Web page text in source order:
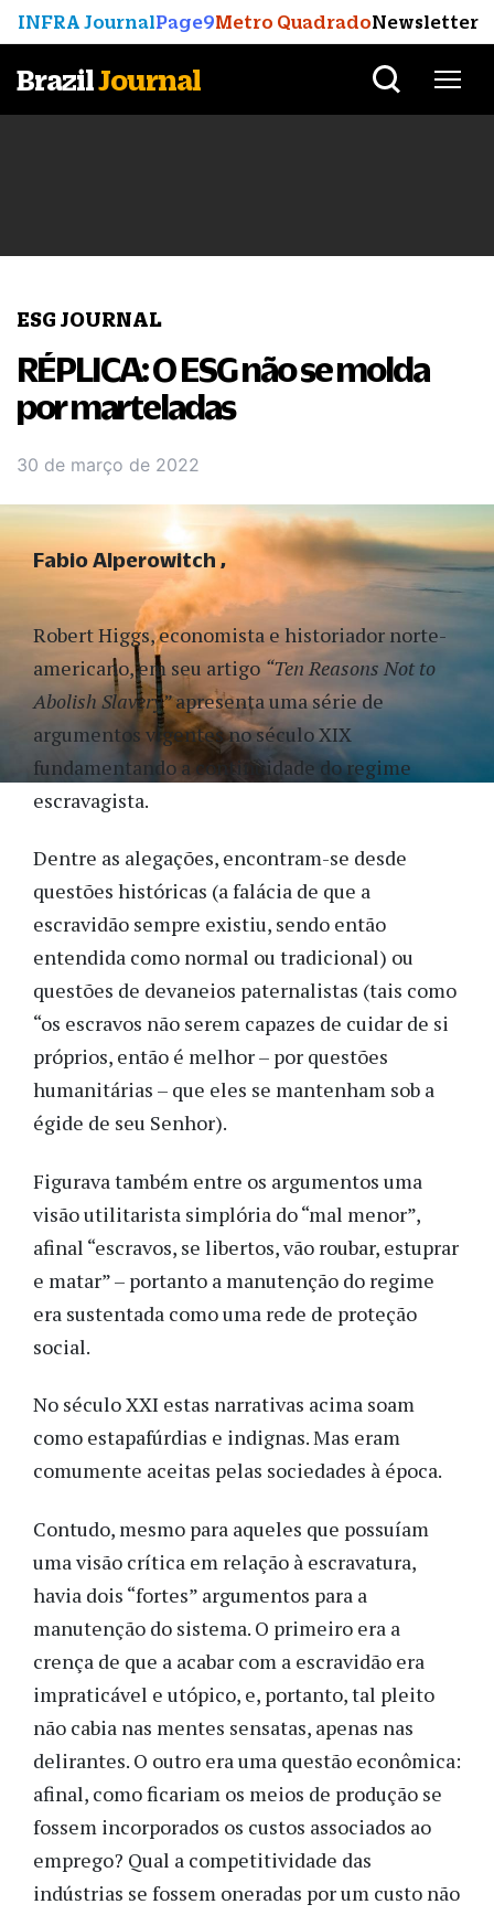
INFRA JournalPage9Metro QuadradoNewsletter
BrazilJournal
ESG JOURNAL
RÉPLICA: O ESG não se molda
por marteladas
30 de março de 2022
Robert Higgs, economista e historiador norte-
americano, em seu artigo “Ten Reasons Not to
Abolish Slavery”apresenta uma série de
argumentos vigentes no século XIX
fundamentando a continuidade do regime
escravagista.
Dentre as alegações, encontram-se desde
questões históricas (a falácia de que a
escravidão sempre existiu, sendo então
entendida como normal ou tradicional) ou
questões de devaneios paternalistas (tais como
“os escravos não serem capazes de cuidar de si
próprios, então é melhor – por questões
humanitárias – que eles se mantenham sob a
égide de seu Senhor).
Figurava também entre os argumentos uma
visão utilitarista simplória do “mal menor”,
afinal “escravos, se libertos, vão roubar, estuprar
e matar” – portanto a manutenção do regime
era sustentada como uma rede de proteção
social.
No século XXI estas narrativas acima soam
como estapafúrdias e indignas. Mas eram
comumente aceitas pelas sociedades à época.
Contudo, mesmo para aqueles que possuíam
uma visão crítica em relação à escravatura,
havia dois “fortes” argumentos para a
manutenção do sistema. O primeiro era a
crença de que a acabar com a escravidão era
impraticável e utópico, e, portanto, tal pleito
não cabia nas mentes sensatas, apenas nas
delirantes. O outro era uma questão econômica:
afinal, como ficariam os meios de produção se
fossem incorporados os custos associados ao
emprego? Qual a competitividade das
indústrias se fossem oneradas por um custo não
Fabio Alperowitch